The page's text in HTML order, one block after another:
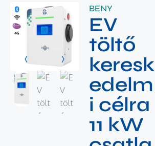
BENY
EV
töltő
keresk
edelm
i célra
11 kW